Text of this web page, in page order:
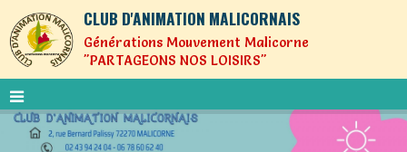
CLUB D'ANIMATION MALICORNAIS
Générations Mouvement Malicorne
"PARTAGEONS NOS LOISIRS"